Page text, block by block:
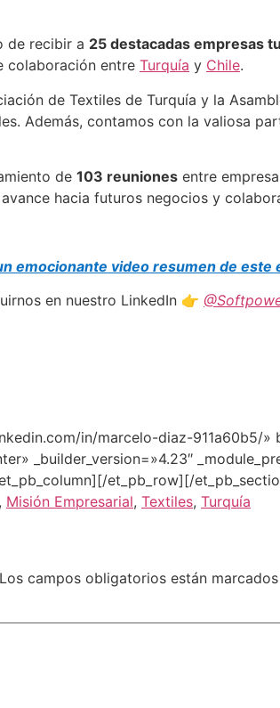
de recibir a 25 destacadas empresas
colaboración entre Turquía y Chile.
de Textiles de Turquía y la
Además, contamos con la valiosa
de 103 reuniones entre
hacia futuros negocios y
emocionante video resumen de este
en nuestro LinkedIn 👉
in/marcelo-diaz-911a60b5/
_builder_version=»4.23″
et_pb_row][/
, Misión Empresarial, Textiles, Turquía
Los campos obligatorios están